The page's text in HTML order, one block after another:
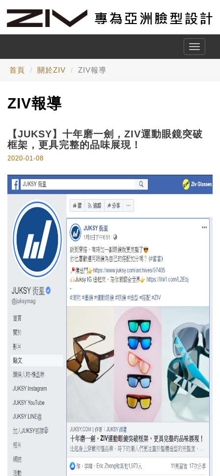
Toggle
首頁 關於ZIV ZIV報導
ZIV報導
【JUKSY】十年磨一劍，ZIV運動眼鏡突破
框架，更具完整的品味展現！
2020-01-08